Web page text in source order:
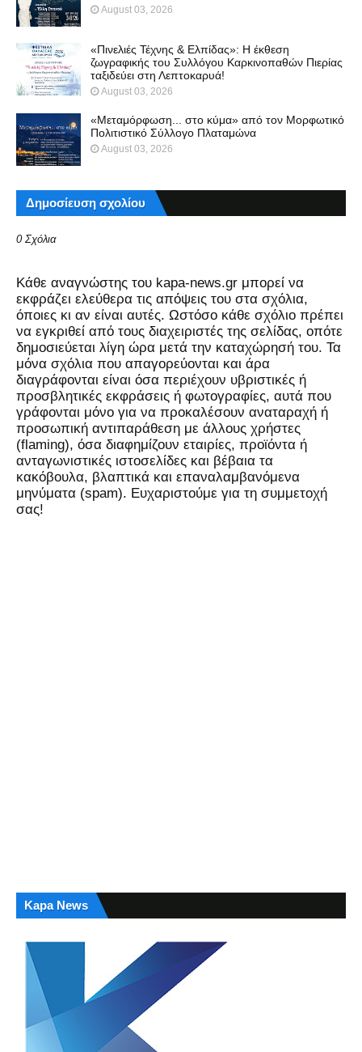
August 03, 2026
«Πινελιές Τέχνης & Ελπίδας»: Η έκθεση
ζωγραφικής του Συλλόγου Καρκινοπαθών Πιερίας
ταξιδεύει στη Λεπτοκαρυά!
August 03, 2026
«Μεταμόρφωση... στο κύμα» από τον Μορφωτικό
Πολιτιστικό Σύλλογο Πλαταμώνα
August 03, 2026
Δημοσίευση σχολίου
0 Σχόλια
Kάθε αναγνώστης του kapa-news.gr μπορεί να
εκφράζει ελεύθερα τις απόψεις του στα σχόλια,
όποιες κι αν είναι αυτές. Ωστόσο κάθε σχόλιο πρέπει
να εγκριθεί από τους διαχειριστές της σελίδας, οπότε
δημοσιεύεται λίγη ώρα μετά την καταχώρησή του. Τα
μόνα σχόλια που απαγορεύονται και άρα
διαγράφονται είναι όσα περιέχουν υβριστικές ή
προσβλητικές εκφράσεις ή φωτογραφίες, αυτά που
γράφονται μόνο για να προκαλέσουν αναταραχή ή
προσωπική αντιπαράθεση με άλλους χρήστες
(flaming), όσα διαφημίζουν εταιρίες, προϊόντα ή
ανταγωνιστικές ιστοσελίδες και βέβαια τα
κακόβουλα, βλαπτικά και επαναλαμβανόμενα
μηνύματα (spam). Ευχαριστούμε για τη συμμετοχή
σας!
Kapa News